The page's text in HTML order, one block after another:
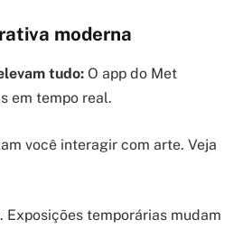
moderna
tudo: O app do Met
em tempo real.
você interagir com arte. Veja
Exposições temporárias mudam